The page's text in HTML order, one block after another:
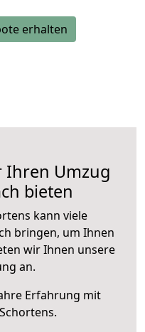
erhalten
Ihren Umzug
bieten
kann viele
bringen, um Ihnen
wir Ihnen unsere
an.
Erfahrung mit
Schortens.